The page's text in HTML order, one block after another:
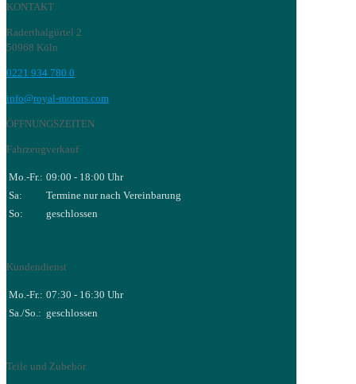
KONTAKT
Raderthalgürtel 2
50968 Köln
0221 934 780 0
info@royal-motors.com
ÖFFNUNGSZEITEN
Fahrzeugverkauf
Mo.-Fr.: 09:00 - 18:00 Uhr
Sa:
Termine nur nach Vereinbarung
So:
geschlossen
Kundendienst
Mo.-Fr.: 07:30 - 16:30 Uhr
Sa./So.: geschlossen
Teile und Zubehör